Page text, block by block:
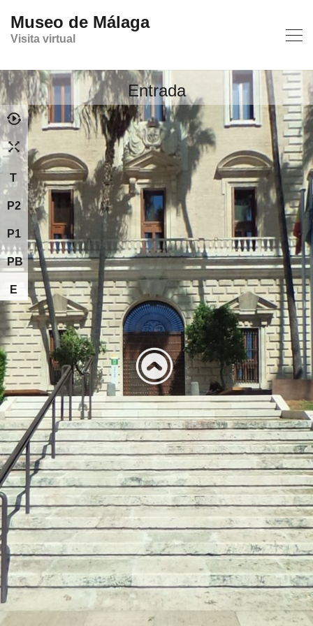
Museo de Málaga
Visita virtual
Entrada
T
P2
P1
PB
E